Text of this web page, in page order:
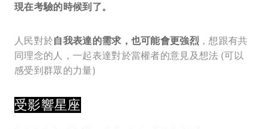
現在考驗的時候到了。
人民對於自我表達的需求，也可能會更強烈 ，想跟有共
同理念的人，一起表達對於當權者的意見及想法 (可以
感受到群眾的力量)
受影響星座